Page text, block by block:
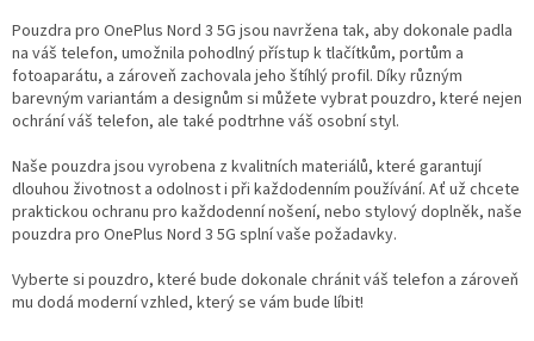
Pouzdra pro OnePlus Nord 3 5G jsou navržena tak, aby dokonale padla
na váš telefon, umožnila pohodlný přístup k tlačítkům, portům a
fotoaparátu, a zároveň zachovala jeho štíhlý profil. Díky různým
barevným variantám a designům si můžete vybrat pouzdro, které nejen
ochrání váš telefon, ale také podtrhne váš osobní styl.
Naše pouzdra jsou vyrobena z kvalitních materiálů, které garantují
dlouhou životnost a odolnost i při každodenním používání. Ať už chcete
praktickou ochranu pro každodenní nošení, nebo stylový doplněk, naše
pouzdra pro OnePlus Nord 3 5G splní vaše požadavky.
Vyberte si pouzdro, které bude dokonale chránit váš telefon a zároveň
mu dodá moderní vzhled, který se vám bude líbit!